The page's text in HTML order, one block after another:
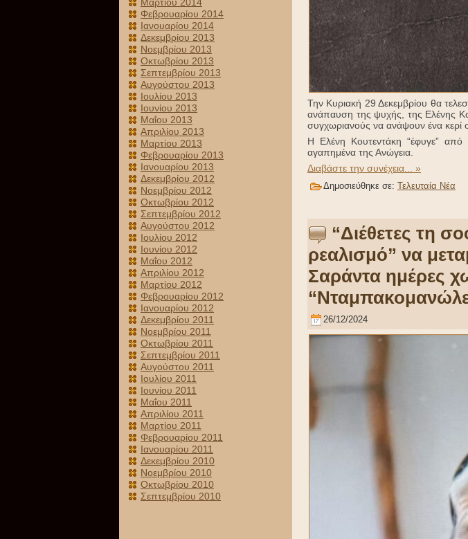
Φεβρουαρίου 2014
Ιανουαρίου 2014
Δεκεμβρίου 2013
Νοεμβρίου 2013
Οκτωβρίου 2013
Σεπτεμβρίου 2013
Αυγούστου 2013
Ιουλίου 2013
Ιουνίου 2013
Μαΐου 2013
Απριλίου 2013
Μαρτίου 2013
Φεβρουαρίου 2013
Ιανουαρίου 2013
Δεκεμβρίου 2012
Νοεμβρίου 2012
Οκτωβρίου 2012
Σεπτεμβρίου 2012
Αυγούστου 2012
Ιουλίου 2012
Ιουνίου 2012
Μαΐου 2012
Απριλίου 2012
Μαρτίου 2012
Φεβρουαρίου 2012
Ιανουαρίου 2012
Δεκεμβρίου 2011
Νοεμβρίου 2011
Οκτωβρίου 2011
Σεπτεμβρίου 2011
Αυγούστου 2011
Ιουλίου 2011
Ιουνίου 2011
Μαΐου 2011
Απριλίου 2011
Μαρτίου 2011
Φεβρουαρίου 2011
Ιανουαρίου 2011
Δεκεμβρίου 2010
Νοεμβρίου 2010
Οκτωβρίου 2010
Σεπτεμβρίου 2010
Την Κυριακή 29 Δεκεμβρίου θα
ανάπαυση της ψυχής, της Ελένης
συγχωριανούς να ανάψουν ένα κερί
Η Ελένη Κουτεντάκη “έφυγε”
αγαπημένα της Ανώγεια.
Διαβάστε την συνέχεια... »
Δημοσιεύθηκε σε: Τελευταία Νέα
“Διέθετες τη
ρεαλισμό” να
Σαράντα ημέρες
26/12/2024